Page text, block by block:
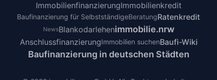
ImmobilienfinanzierungImmobilienkredit
Baufinanzierung für SelbstständigeBeratungRatenkredit
NewsBlankodarlehenimmobilie.nrw
AnschlussfinanzierungImmobilien suchenBaufi-Wiki
Baufinanzierung in deutschen Städten